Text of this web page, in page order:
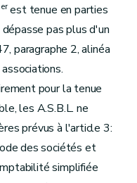
erest tenue en parties
pas plus d'un
paragraphe 2, alinéa
pour la tenue
les A.S.B.L. ne
prévus à l'article 3:
des sociétés et
simplifiée